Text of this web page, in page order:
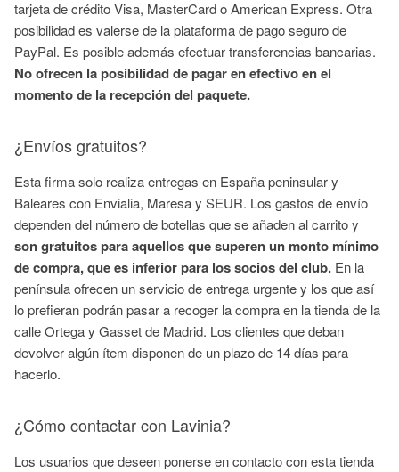
tarjeta de crédito Visa, MasterCard o American Express. Otra
posibilidad es valerse de la plataforma de pago seguro de
PayPal. Es posible además efectuar transferencias bancarias.
No ofrecen la posibilidad de pagar en efectivo en el
momento de la recepción del paquete.
¿Envíos gratuitos?
Esta firma solo realiza entregas en España peninsular y
Baleares con Envialia, Maresa y SEUR. Los gastos de envío
dependen del número de botellas que se añaden al carrito y
son gratuitos para aquellos que superen un monto mínimo
de compra, que es inferior para los socios del club. En la
península ofrecen un servicio de entrega urgente y los que así
lo prefieran podrán pasar a recoger la compra en la tienda de la
calle Ortega y Gasset de Madrid. Los clientes que deban
devolver algún ítem disponen de un plazo de 14 días para
hacerlo.
¿Cómo contactar con Lavinia?
Los usuarios que deseen ponerse en contacto con esta tienda